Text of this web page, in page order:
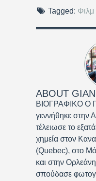
Tagged:
ABOUT
ΒΙΟΓΡΑΦΙΚΟ Ο
γεννήθηκε στην
τέλειωσε το
χημεία στον
(Quebec), στο
και στην
σπούδασε